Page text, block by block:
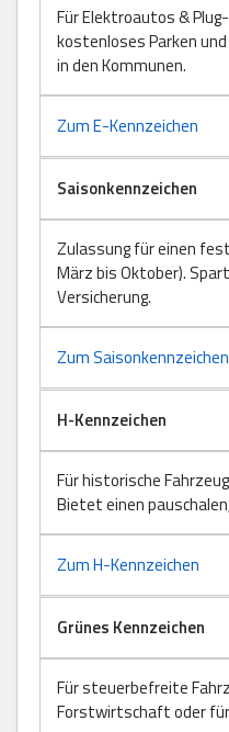
Für Elektroautos &
kostenloses Parken
in den Kommunen.
Zum E-Kennzeichen
Saisonkennzeichen
Zulassung für einen
März bis Oktober).
Versicherung.
Zum Saisonkennzeichen
H-Kennzeichen
Für historische
Bietet einen
Zum H-Kennzeichen
Grünes Kennzeichen
Für steuerbefreite
Forstwirtschaft oder